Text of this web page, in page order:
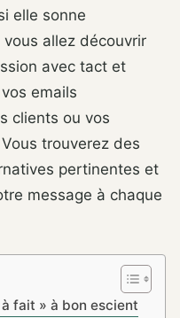
elle sonne
allez découvrir
avec tact et
emails
clients ou vos
trouverez des
pertinentes et
message à chaque
fait » à bon escient